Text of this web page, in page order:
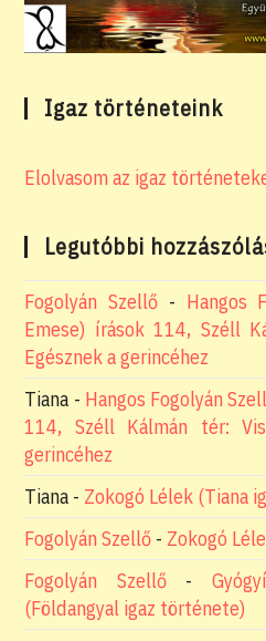
Igaz történeteink
Elolvasom az igaz
Legutóbbi
Fogolyán Szellő - Hangos
Emese) írások 114, Széll
Egésznek a gerincéhez
Tiana - Hangos Fogolyán
114, Széll Kálmán tér:
gerincéhez
Tiana - Zokogó Lélek (Tiana
Fogolyán Szellő - Zokogó
Fogolyán Szellő-
(Földangyal igaz története)